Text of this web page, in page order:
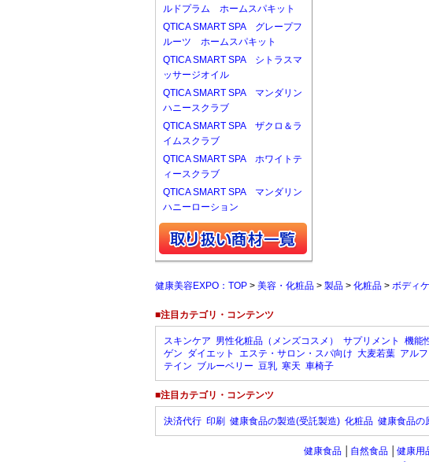
ルドプラム ホームスパキット
QTICA SMART SPA グレープフ
ルーツ ホームスパキット
QTICA SMART SPA シトラスマ
ッサージオイル
QTICA SMART SPA マンダリン
ハニースクラブ
QTICA SMART SPA ザクロ＆ラ
イムスクラブ
QTICA SMART SPA ホワイトテ
ィースクラブ
QTICA SMART SPA マンダリン
ハニーローション
健康美容EXPO：TOP > 美容・化粧品 > 製品 > 化粧品 > ボディ
■注目カテゴリ・コンテンツ
スキンケア 男性化粧品（メンズコスメ） サプリメント 機能
ゲン ダイエット エステ・サロン・スパ向け 大麦若葉 アル
テイン ブルーベリー 豆乳 寒天 車椅子
■注目カテゴリ・コンテンツ
決済代行 印刷 健康食品の製造(受託製造) 化粧品 健康食品の
健康食品 自然食品 健康用